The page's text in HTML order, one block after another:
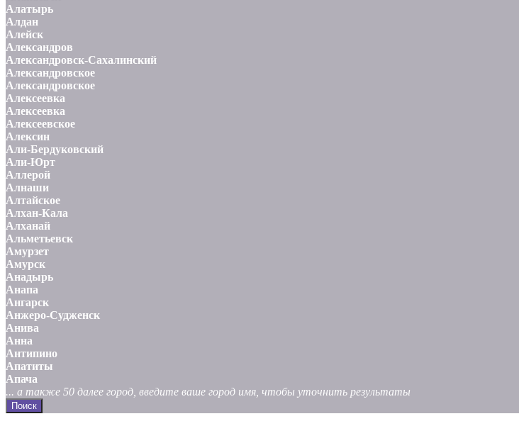
Алатырь
Алдан
Алейск
Александров
Александровск-Сахалинский
Александровское
Александровское
Алексеевка
Алексеевка
Алексеевское
Алексин
Али-Бердуковский
Али-Юрт
Аллерой
Алнаши
Алтайское
Алхан-Кала
Алханай
Альметьевск
Амурзет
Амурск
Анадырь
Анапа
Ангарск
Анжеро-Судженск
Анива
Анна
Антипино
Апатиты
Апача
... а также 50 далее город, введите ваше город имя, чтобы уточнить результаты
Поиск